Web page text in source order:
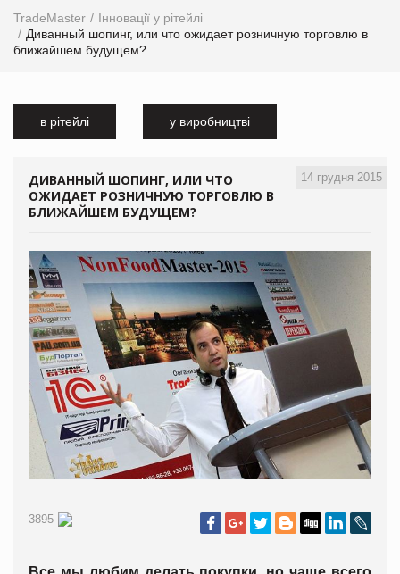
TradeMaster
Інновації у рітейлі
Диванный шопинг, или что ожидает розничную торговлю в
ближайшем будущем?
в рітейлі у виробництві
14 грудня 2015
ДИВАННЫЙ ШОПИНГ, ИЛИ ЧТО
ОЖИДАЕТ РОЗНИЧНУЮ ТОРГОВЛЮ В
БЛИЖАЙШЕМ БУДУЩЕМ?
3895